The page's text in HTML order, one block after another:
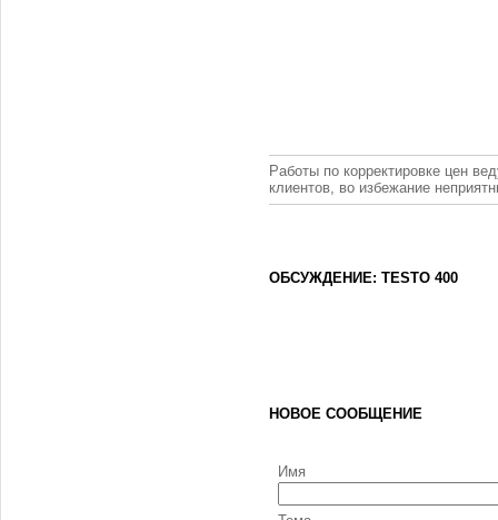
Работы по корректировке цен
клиентов, во избежание
ОБСУЖДЕНИЕ: TESTO 400
НОВОЕ СООБЩЕНИЕ
Имя